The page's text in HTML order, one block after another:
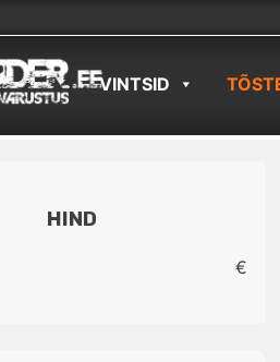
VINTSID
HIND
€